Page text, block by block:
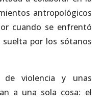
antropológicos
cuando se enfrentó
por los sótanos
de violencia y unas
a una sola cosa: el